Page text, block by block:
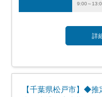
9:00～
詳
【千葉県松戸市】◆